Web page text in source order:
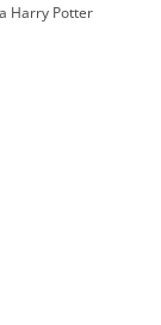
Harry Potter